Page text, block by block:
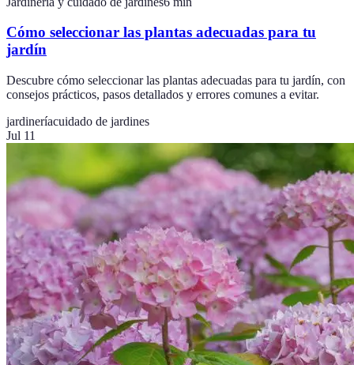
Cómo seleccionar las plantas adecuadas para tu
jardín
Descubre cómo seleccionar las plantas adecuadas para tu jardín, con
consejos prácticos, pasos detallados y errores comunes a evitar.
jardineríacuidado de jardines
Jul 11